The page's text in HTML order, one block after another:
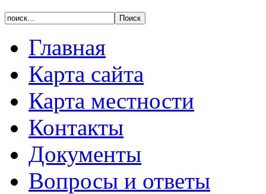
Главная
Карта сайта
Карта местности
Контакты
Документы
Вопросы и ответы